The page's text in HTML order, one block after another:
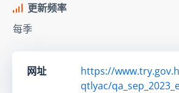
更新频率
每季
网址
https://
qtlyac/